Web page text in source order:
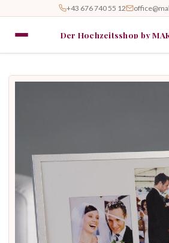
+43 676 740 55 12
Der Hochzeitsshop by